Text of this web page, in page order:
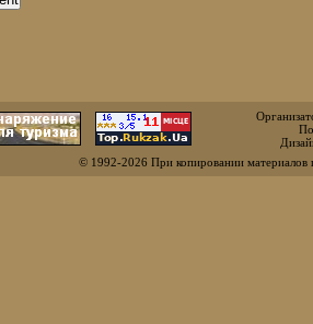
© 1992-2026 При копировании материалов